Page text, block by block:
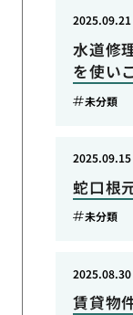
水道修
を使い
2025.09.21
未分類
蛇口根
2025.09.15
未分類
賃貸物
2025.08.30